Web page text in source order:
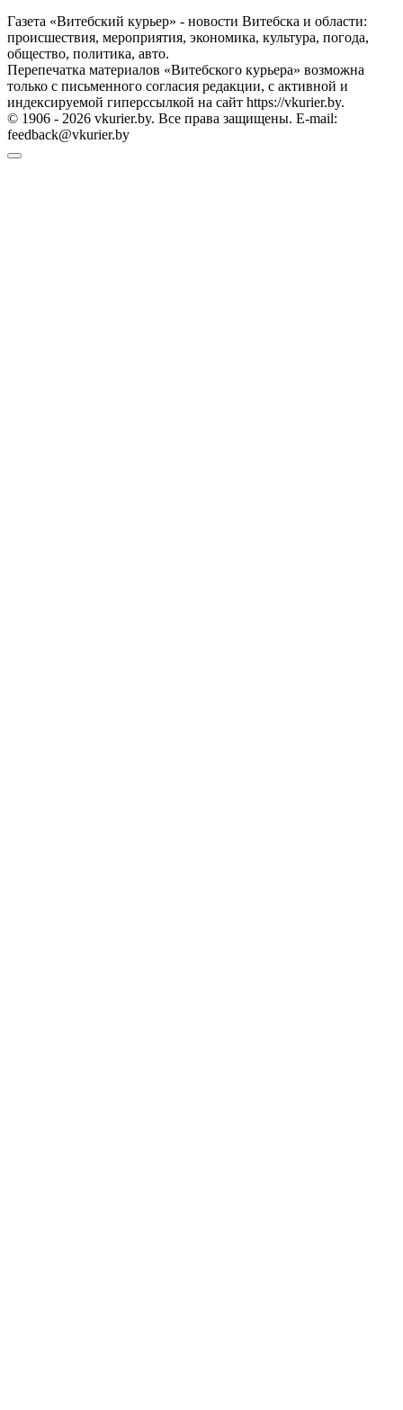
Газета «Витебский курьер» - новости Витебска и области:
происшествия, мероприятия, экономика, культура, погода,
общество, политика, авто.
Перепечатка материалов «Витебского курьера» возможна
только с письменного согласия редакции, с активной и
индексируемой гиперссылкой на сайт https://vkurier.by.
© 1906 - 2026 vkurier.by. Все права защищены. E-mail:
feedback@vkurier.by